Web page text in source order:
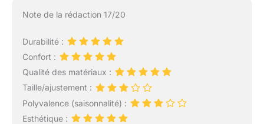
Note de la rédaction 17/20
Durabilité :
Confort :
Qualité des matériaux :
Taille/ajustement :
Polyvalence (saisonnalité) :
Esthétique :